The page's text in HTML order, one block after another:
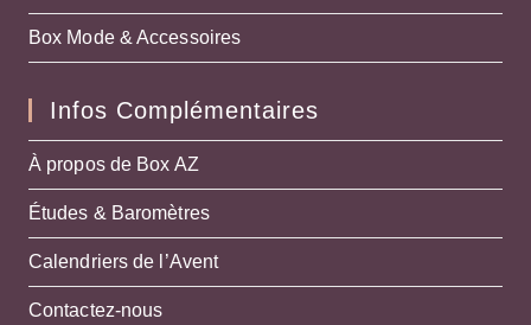
Box Mode & Accessoires
Infos Complémentaires
À propos de Box AZ
Études & Baromètres
Calendriers de l’Avent
Contactez-nous